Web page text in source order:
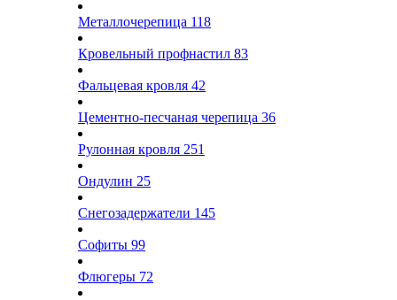
Металлочерепица 118
Кровельный профнастил 83
Фальцевая кровля 42
Цементно-песчаная черепица 36
Рулонная кровля 251
Ондулин 25
Снегозадержатели 145
Софиты 99
Флюгеры 72